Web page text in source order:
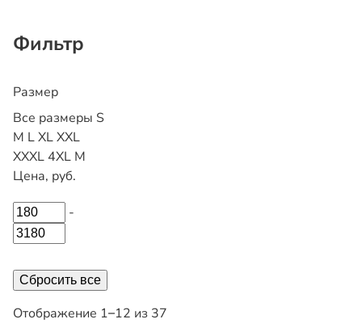
Фильтр
Размер
Все размеры S
M LXLXXL
XXXL 4XL М
Цена, руб.
-
Сбросить все
Отображение 1–12 из 37